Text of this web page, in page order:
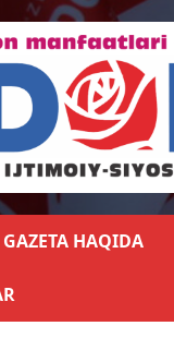
GAZETA HAQIDA